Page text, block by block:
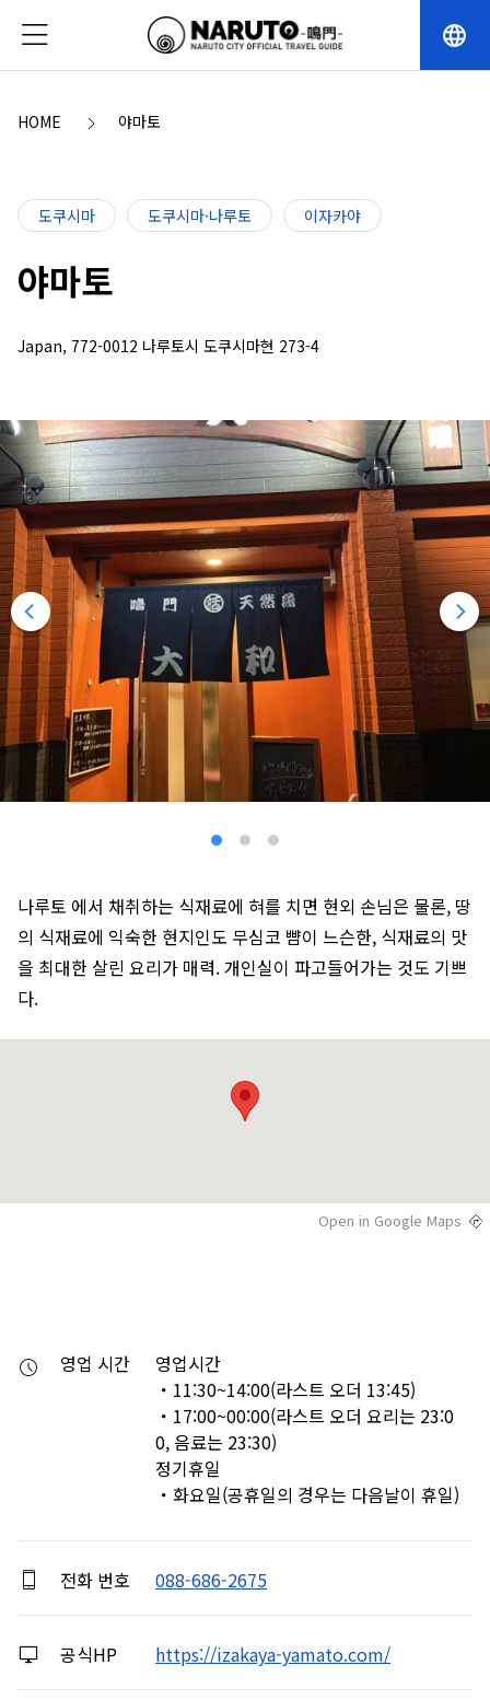
language
HOME 야마토
도쿠시마 도쿠시마·나루토 이자카야
야마토
Japan, 772-0012 나루토시 도쿠시마현 273-4
나루토 에서 채취하는 식재료에 혀를 치면 현외 손님은 물론, 땅
의 식재료에 익숙한 현지인도 무심코 뺨이 느슨한, 식재료의 맛
을 최대한 살린 요리가 매력. 개인실이 파고들어가는 것도 기쁘
다.
Open in Google Maps
영업 시간
영업시간
・11:30~14:00(라스트 오더 13:45)
・17:00~00:00(라스트 오더 요리는 23:0
0, 음료는 23:30)
정기휴일
・화요일(공휴일의 경우는 다음날이 휴일)
전화 번호 088-686-2675
공식HP https://izakaya-yamato.com/